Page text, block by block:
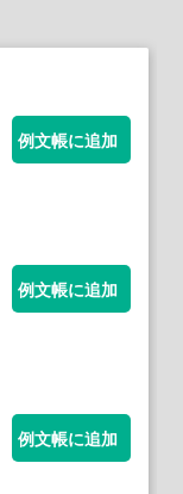
例文帳に追加
例文帳に追加
例文帳に追加